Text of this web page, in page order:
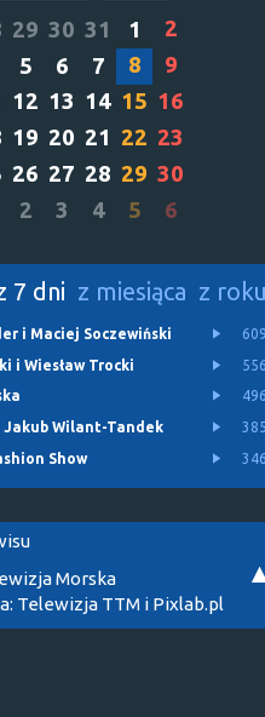
29 30 31 1
2
5 6 7 8
9
12 13 14 15 16
19 20 21 22 23
26 27 28 29 30
2 3 4 5 6
7 dni z miesiąca z
i Maciej Soczewiński
i Wiesław Trocki
Jakub Wilant-Tandek
Show
Morska
Telewizja TTM i Pixlab.pl